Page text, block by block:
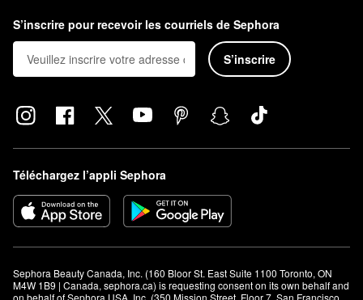
S’inscrire pour recevoir les courriels de Sephora
S’inscrire
Téléchargez l’appli Sephora
Sephora Beauty Canada, Inc. (160 Bloor St. East Suite 1100 Toronto, ON
M4W 1B9 | Canada, sephora.ca) is requesting consent on its own behalf and
on behalf of Sephora USA, Inc. (350 Mission Street, Floor 7, San Francisco,